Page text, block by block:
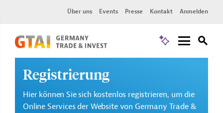
Über uns Events Presse Kontakt Anmelden
Registrierung
Hier können Sie sich kostenlos registrieren, um die
Online Services der Website von Germany Trade &